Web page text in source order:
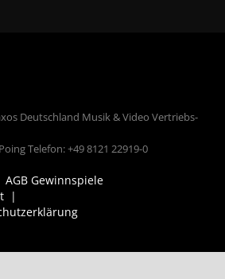
Deutschland Musik & Video Vertriebs-
Telefon: +49 8121 22919-0
AGB Gewinnspiele
|